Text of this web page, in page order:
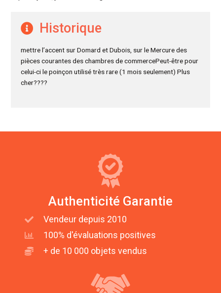
Historique
mettre l’accent sur Domard et Dubois, sur le Mercure des
pièces courantes des chambres de commercePeut-être pour
celui-ci le poinçon utilisé très rare (1 mois seulement) Plus
cher????
Authenticité Garantie
Vendeur depuis 2010
100% d'évaluations positives
+ de 10 000 objets vendus